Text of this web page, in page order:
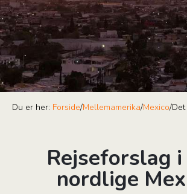
Du er her: Forside/Mellemamerika/Mexico/
Rejseforslag
nordlige